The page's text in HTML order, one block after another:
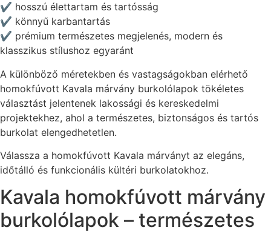
✔ hosszú élettartam és tartósság
✔ könnyű karbantartás
✔ prémium természetes megjelenés, modern és
klasszikus stílushoz egyaránt
A különböző méretekben és vastagságokban elérhető
homokfúvott Kavala márvány burkolólapok tökéletes
választást jelentenek lakossági és kereskedelmi
projektekhez, ahol a természetes, biztonságos és tartós
burkolat elengedhetetlen.
Válassza a homokfúvott Kavala márványt az elegáns,
időtálló és funkcionális kültéri burkolatokhoz.
Kavala homokfúvott márvány
burkolólapok – természetes